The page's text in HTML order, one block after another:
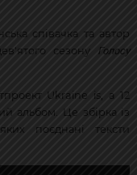
співачка та автор
сезону Голосу
Ukraine is, а 12
альбом. Це збірка із
поєднані тексти